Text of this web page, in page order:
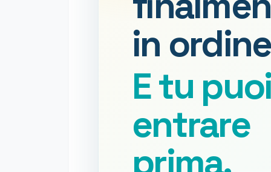
in
E tu puoi
entrare
prima.